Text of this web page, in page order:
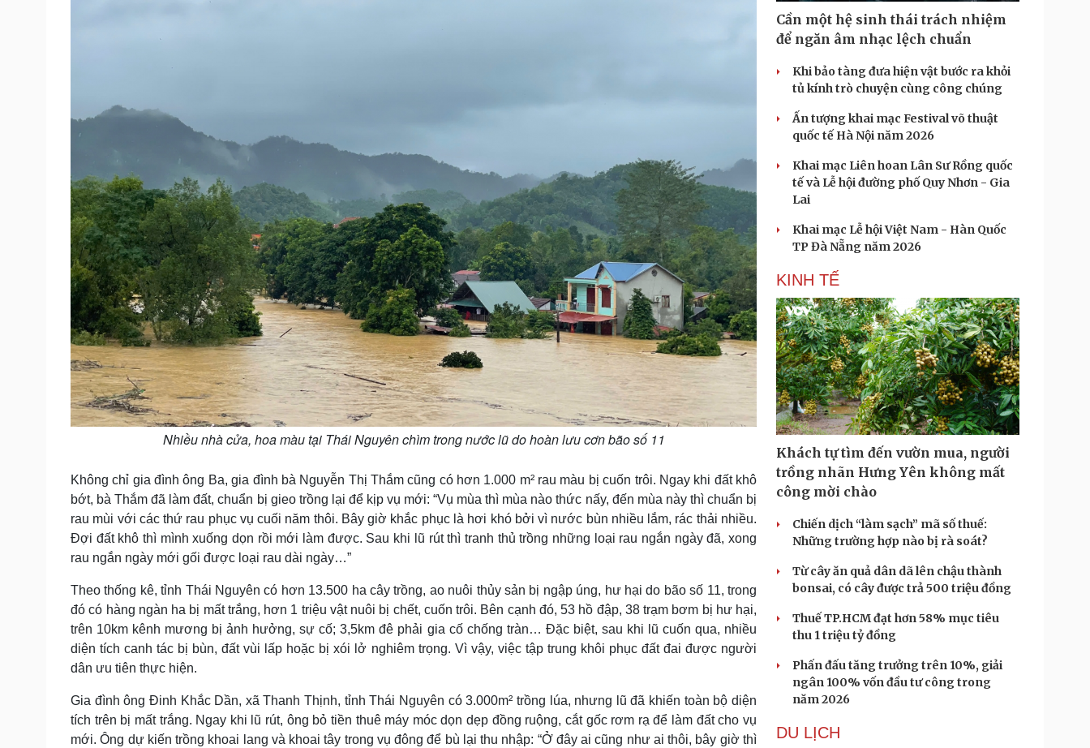
Nhiều nhà cửa, hoa màu tại Thái Nguyên chìm trong nước lũ do hoàn lưu cơn bão số 11
Không chỉ gia đình ông Ba, gia đình bà Nguyễn Thị Thắm cũng có hơn 1.000 m² rau màu bị cuốn trôi. Ngay khi đất khô
bớt, bà Thắm đã làm đất, chuẩn bị gieo trồng lại để kịp vụ mới: “Vụ mùa thì mùa nào thức nấy, đến mùa này thì chuẩn bị
rau mùi với các thứ rau phục vụ cuối năm thôi. Bây giờ khắc phục là hơi khó bởi vì nước bùn nhiều lắm, rác thải nhiều.
Đợi đất khô thì mình xuống dọn rồi mới làm được. Sau khi lũ rút thì tranh thủ trồng những loại rau ngắn ngày đã, xong
rau ngắn ngày mới gối được loại rau dài ngày…”
Theo thống kê, tỉnh Thái Nguyên có hơn 13.500 ha cây trồng, ao nuôi thủy sản bị ngập úng, hư hại do bão số 11, trong
đó có hàng ngàn ha bị mất trắng, hơn 1 triệu vật nuôi bị chết, cuốn trôi. Bên cạnh đó, 53 hồ đập, 38 trạm bơm bị hư hại,
trên 10km kênh mương bị ảnh hưởng, sự cố; 3,5km đê phải gia cố chống tràn… Đặc biệt, sau khi lũ cuốn qua, nhiều
diện tích canh tác bị bùn, đất vùi lấp hoặc bị xói lở nghiêm trọng. Vì vậy, việc tập trung khôi phục đất đai được người
dân ưu tiên thực hiện.
Gia đình ông Đinh Khắc Dần, xã Thanh Thịnh, tỉnh Thái Nguyên có 3.000m² trồng lúa, nhưng lũ đã khiến toàn bộ diện
tích trên bị mất trắng. Ngay khi lũ rút, ông bỏ tiền thuê máy móc dọn dẹp đồng ruộng, cắt gốc rơm rạ để làm đất cho vụ
mới. Ông dự kiến trồng khoai lang và khoai tây trong vụ đông để bù lại thu nhập: “Ở đây ai cũng như ai thôi, bây giờ thì
Cần một hệ sinh thái trách nhiệm
để ngăn âm nhạc lệch chuẩn
Khi bảo tàng đưa hiện vật bước ra khỏi
tủ kính trò chuyện cùng công chúng
Ấn tượng khai mạc Festival võ thuật
quốc tế Hà Nội năm 2026
Khai mạc Liên hoan Lân Sư Rồng quốc
tế và Lễ hội đường phố Quy Nhơn - Gia
Lai
Khai mạc Lễ hội Việt Nam - Hàn Quốc
TP Đà Nẵng năm 2026
KINH TẾ
Khách tự tìm đến vườn mua, người
trồng nhãn Hưng Yên không mất
công mời chào
Chiến dịch “làm sạch” mã số thuế:
Những trường hợp nào bị rà soát?
Từ cây ăn quả dân dã lên chậu thành
bonsai, có cây được trả 500 triệu đồng
Thuế TP.HCM đạt hơn 58% mục tiêu
thu 1 triệu tỷ đồng
Phấn đấu tăng trưởng trên 10%, giải
ngân 100% vốn đầu tư công trong
năm 2026
DU LỊCH